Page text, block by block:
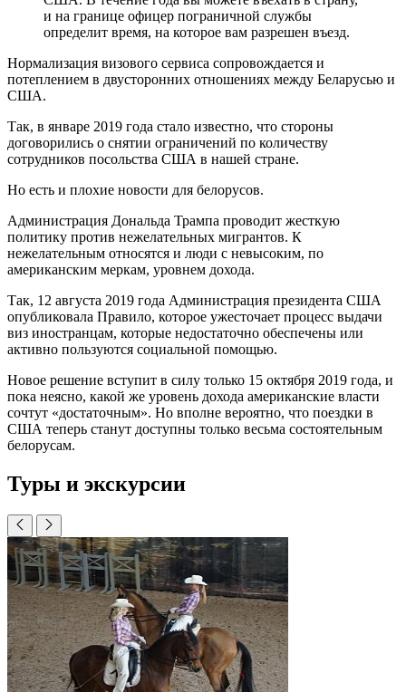
и на границе офицер пограничной службы
определит время, на которое вам разрешен въезд.
Нормализация визового сервиса сопровождается и
потеплением в двусторонних отношениях между Беларусью и
США.
Так, в январе 2019 года стало известно, что стороны
договорились о снятии ограничений по количеству
сотрудников посольства США в нашей стране.
Но есть и плохие новости для белорусов.
Администрация Дональда Трампа проводит жесткую
политику против нежелательных мигрантов. К
нежелательным относятся и люди с невысоким, по
американским меркам, уровнем дохода.
Так, 12 августа 2019 года Администрация президента США
опубликовала Правило, которое ужесточает процесс выдачи
виз иностранцам, которые недостаточно обеспечены или
активно пользуются социальной помощью.
Новое решение вступит в силу только 15 октября 2019 года, и
пока неясно, какой же уровень дохода американские власти
сочтут «достаточным». Но вполне вероятно, что поездки в
США теперь станут доступны только весьма состоятельным
белорусам.
Туры и экскурсии